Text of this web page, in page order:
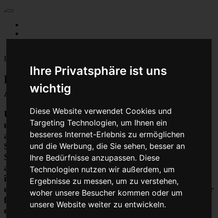
Ihre Privatsphäre ist uns
wichtig
Diese Website verwendet Cookies und
Targeting Technologien, um Ihnen ein
besseres Internet-Erlebnis zu ermöglichen
und die Werbung, die Sie sehen, besser an
Ihre Bedürfnisse anzupassen. Diese
Technologien nutzen wir außerdem, um
Ergebnisse zu messen, um zu verstehen,
woher unsere Besucher kommen oder um
unsere Website weiter zu entwickeln.
Fahrzeugmarken
Baumaschine Turbolader Reparatur oder
Austauschgerät KVA
Unser Betrieb steht für kostengünstige Prüfungen
und Reparaturen von Steuergeräten aller Art, unter
anderem von Motor-Steuergeräten, Airbag-
Steuergeräten, ABS-Steuergeräten uvm.
STEUBEL® verfügt dabei über viel Erfahrung und
ausgewiesene Expertise bei PKW-Steuergeräten und
insbesondere Motor-steuergeräte Reparaturen. So
ermöglicht STEUBEL® eine Steuergeräte Reparatur
für nahezu aller Hersteller und Fahrzeugarten - sei
es Motorrad oder LKW. Auch die Reparatur von